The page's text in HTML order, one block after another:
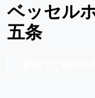
ベッセル
五条